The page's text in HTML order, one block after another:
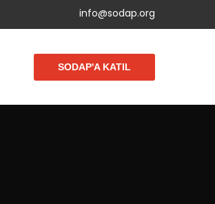
info@sodap.org
SODAP'A KATIL